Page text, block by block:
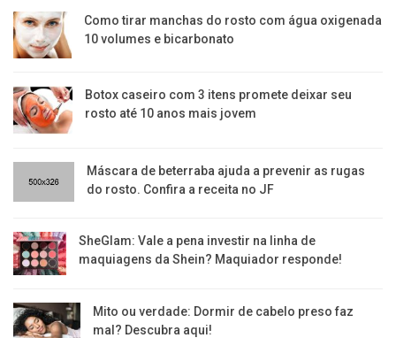
Como tirar manchas do rosto com água oxigenada
10 volumes e bicarbonato
Botox caseiro com 3 itens promete deixar seu
rosto até 10 anos mais jovem
Máscara de beterraba ajuda a prevenir as rugas
do rosto. Confira a receita no JF
SheGlam: Vale a pena investir na linha de
maquiagens da Shein? Maquiador responde!
Mito ou verdade: Dormir de cabelo preso faz
mal? Descubra aqui!